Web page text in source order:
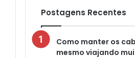
Postagens Recentes
Como manter os
mesmo viajando